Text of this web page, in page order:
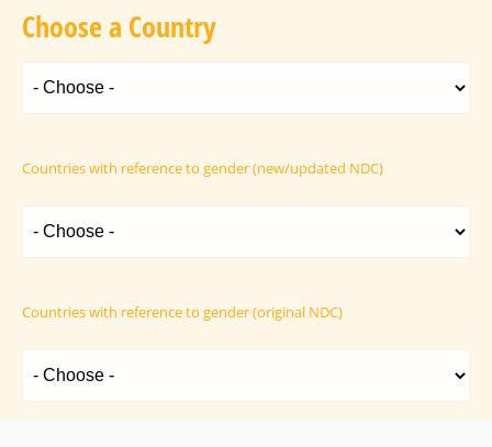
Choose a Country
Countries with reference to gender (new/updated NDC)
Countries with reference to gender (original NDC)